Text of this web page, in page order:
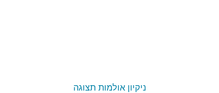
ניקיון אולמות תצוגה